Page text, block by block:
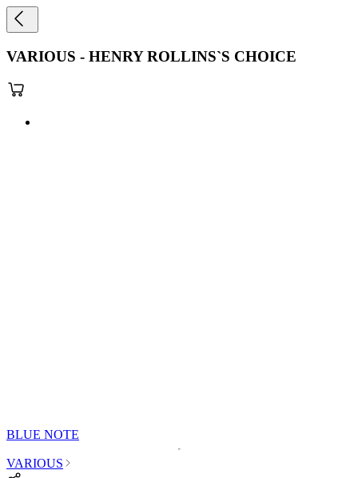
VARIOUS - HENRY ROLLINS`S CHOICE
BLUE NOTE
VARIOUS